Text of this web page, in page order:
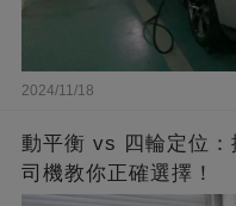
2024/11/18
動平衡 vs 四輪定位
司機教你正確選擇！